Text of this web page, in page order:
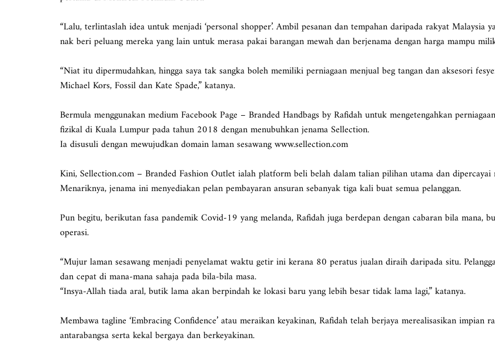
“Lalu, terlintaslah idea untuk menjadi ‘personal shopper’. Ambil pesanan dan tempahan daripada rakyat
nak beri peluang mereka yang lain untuk merasa pakai barangan mewah dan berjenama dengan harga mampu
“Niat itu dipermudahkan, hingga saya tak sangka boleh memiliki perniagaan menjual beg tangan dan aksesori
Michael Kors, Fossil dan Kate Spade,” katanya.
Bermula menggunakan medium Facebook Page – Branded Handbags by Rafidah untuk mengetengahkan
fizikal di Kuala Lumpur pada tahun 2018 dengan menubuhkan jenama Sellection.
Ia disusuli dengan mewujudkan domain laman sesawang www.sellection.com
Kini, Sellection.com – Branded Fashion Outlet ialah platform beli belah dalam talian pilihan utama dan
Menariknya, jenama ini menyediakan pelan pembayaran ansuran sebanyak tiga kali buat semua pelanggan.
Pun begitu, berikutan fasa pandemik Covid-19 yang melanda, Rafidah juga berdepan dengan cabaran bila
operasi.
“Mujur laman sesawang menjadi penyelamat waktu getir ini kerana 80 peratus jualan diraih daripada situ.
dan cepat di mana-mana sahaja pada bila-bila masa.
“Insya-Allah tiada aral, butik lama akan berpindah ke lokasi baru yang lebih besar tidak lama lagi,” katanya.
Membawa tagline ‘Embracing Confidence’ atau meraikan keyakinan, Rafidah telah berjaya merealisasikan
antarabangsa serta kekal bergaya dan berkeyakinan.